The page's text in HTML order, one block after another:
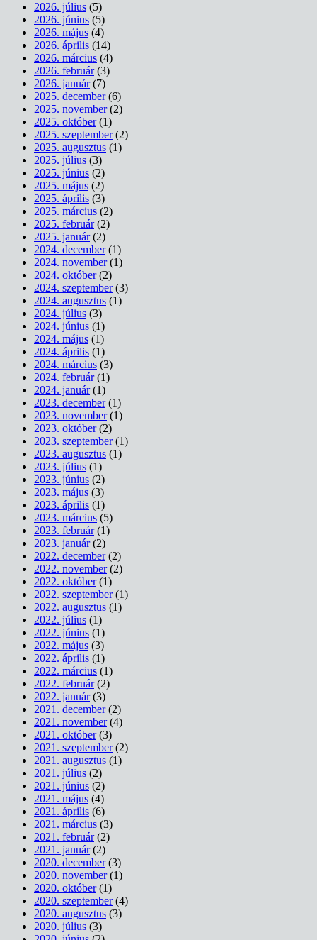
2026. július (5)
2026. június (5)
2026. május (4)
2026. április (14)
2026. március (4)
2026. február(3)
2026. január(7)
2025. december(6)
2025. november(2)
2025. október(1)
2025. szeptember(2)
2025. augusztus (1)
2025. július (3)
2025. június (2)
2025. május (2)
2025. április (3)
2025. március (2)
2025. február(2)
2025. január(2)
2024. december(1)
2024. november(1)
2024. október(2)
2024. szeptember(3)
2024. augusztus (1)
2024. július (3)
2024. június (1)
2024. május (1)
2024. április (1)
2024. március (3)
2024. február(1)
2024. január(1)
2023. december(1)
2023. november(1)
2023. október(2)
2023. szeptember(1)
2023. augusztus (1)
2023. július (1)
2023. június (2)
2023. május (3)
2023. április (1)
2023. március (5)
2023. február(1)
2023. január(2)
2022. december(2)
2022. november(2)
2022. október(1)
2022. szeptember(1)
2022. augusztus (1)
2022. július (1)
2022. június (1)
2022. május (3)
2022. április (1)
2022. március (1)
2022. február(2)
2022. január(3)
2021. december(2)
2021. november(4)
2021. október(3)
2021. szeptember(2)
2021. augusztus (1)
2021. július (2)
2021. június (2)
2021. május (4)
2021. április (6)
2021. március (3)
2021. február(2)
2021. január(2)
2020. december(3)
2020. november(1)
2020. október(1)
2020. szeptember(4)
2020. augusztus (3)
2020. július (3)